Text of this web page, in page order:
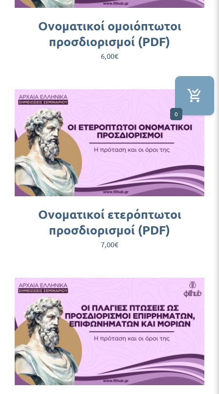
Ονοματικοί ομοιόπτωτοι
προσδιορισμοί (PDF)
6,00€
Ονοματικοί ετερόπτωτοι
προσδιορισμοί (PDF)
7,00€
0